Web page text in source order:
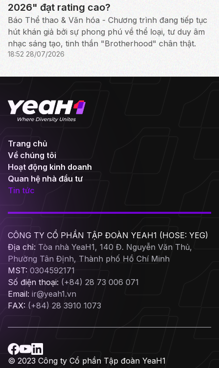
2026" đạt rating cao?
Báo Thể thao & Văn hóa - Chương trình đang tiếp tục
hút khán giả bởi sự phong phú về thể loại, tư duy âm
nhạc sáng tạo, tinh thần "Brotherhood" chân thật.
18:52 28/07/2026
Trang chủ
Về chúng tôi
Hoạt động kinh doanh
Quan hệ nhà đầu tư
Tin tức
CÔNG TY CỔ PHẦN TẬP ĐOÀN YEAH1 (HOSE: YEG)
Địa chỉ: Tòa nhà YeaH1, 140 Đ. Nguyễn Văn Thủ,
Phường Tân Định, Thành phố Hồ Chí Minh
MST: 0304592171
Số điện thoại: (+84) 28 73 006 071
Email: ir@yeah1.vn
FAX: (+84) 28 3910 1073
© 2023 Công ty Cổ phần Tập đoàn YeaH1